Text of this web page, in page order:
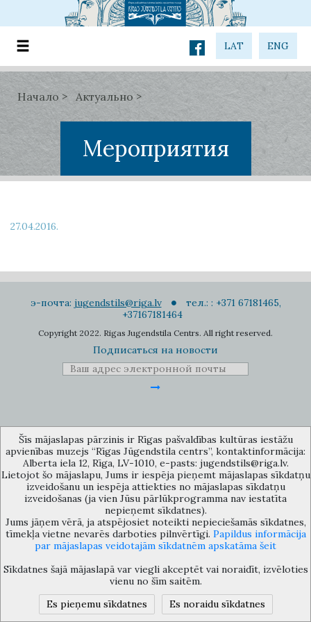
LAT ENG
Начало Актуально
Мероприятия
27.04.2016.
э-почта: jugendstils@riga.lv
тел.: : +371 67181465,
+37167181464
Copyright 2022. Rigas Jugendstila Centrs. All right reserved.
Подписаться на новости
Музей объединения культурных учереждений Рижского
самоуправления «Рижский центр югендстиля», улица Альберта 12,
Рига, LV 1010, Латвия (дверной код: 12), jugendstils@riga.lv
Šīs mājaslapas pārzinis ir Rīgas pašvaldības kultūras iestāžu
apvienības muzejs “Rīgas Jūgendstila centrs”, kontaktinformācija:
Alberta iela 12, Rīga, LV-1010, e-pasts: jugendstils@riga.lv.
Lietojot šo mājaslapu, Jums ir iespēja pieņemt mājaslapas sīkdatņu
izveidošanu un iespēja attiekties no mājaslapas sīkdatņu
izveidošanas (ja vien Jūsu pārlūkprogramma nav iestatīta
nepieņemt sīkdatnes).
Jums jāņem vērā, ja atspējosiet noteikti nepieciešamās sīkdatnes,
tīmekļa vietne nevarēs darboties pilnvērtīgi. Papildus informācija
par mājaslapas veidotajām sīkdatnēm apskatāma šeit
Sīkdatnes šajā mājaslapā var viegli akceptēt vai noraidīt, izvēloties
vienu no šīm saitēm.
Es pieņemu sīkdatnes
Es noraidu sīkdatnes